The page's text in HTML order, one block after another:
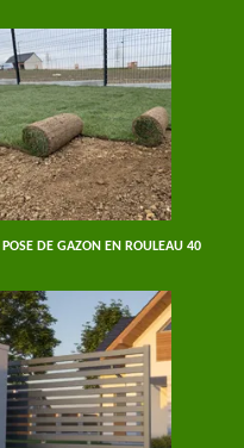
POSE DE GAZON EN ROULEAU 40